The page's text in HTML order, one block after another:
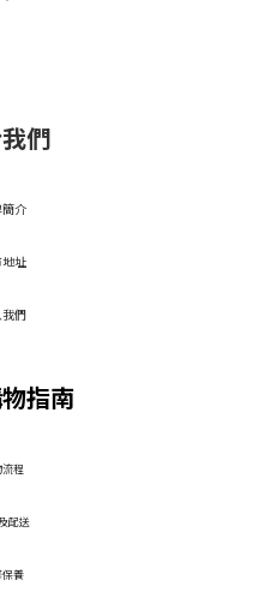
們
介
址
們
指南
流程
配送
養